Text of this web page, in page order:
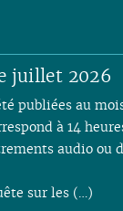
juillet 2026
publiées au
à 14
audio ou
sur les (…)